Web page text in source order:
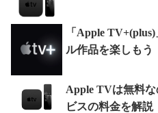
「Apple
ル作品を楽しもう
Apple TVは無料
ビスの料金を解説